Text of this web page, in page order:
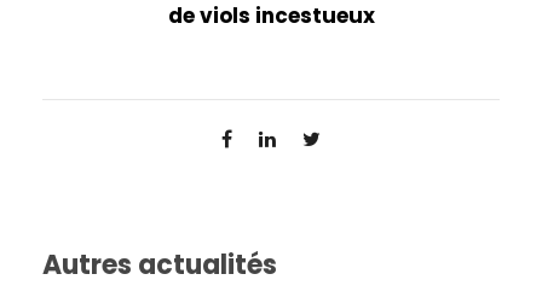
de viols incestueux
Autres actualités